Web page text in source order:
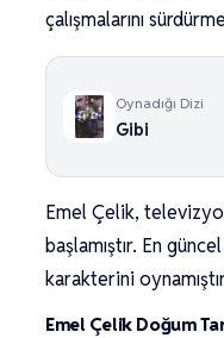
çalışmalarını
Oynadığı Dizi
Gibi
Emel Çelik,
başlamıştır. En
karakterini
Emel Çelik Doğum